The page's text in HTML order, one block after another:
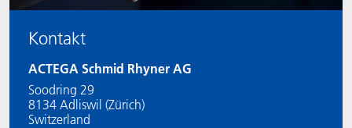
Kontakt
ACTEGA Schmid Rhyner AG
Soodring 29
8134 Adliswil (Zürich)
Switzerland